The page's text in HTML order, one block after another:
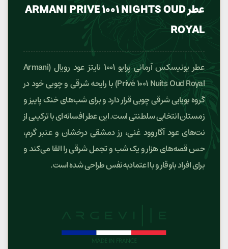
عطر ARMANI PRIVE 1001 NIGHTS OUD
ROYAL
عطر یونیسکس آرمانی پرایو ۱۰۰۱ نایتز عود رویال (Armani
Privé 1001 Nuits Oud Royal) با رایحه شرقی و چوبی خود در
گروه بویایی شرقی چوبی قرار دارد و برای شب‌های خنک پاییز و
زمستان انتخابی سلطنتی است. این عطر افسانه‌ای با ترکیبی از
نت‌های عود آگاروود غنی، رز دمشقی درخشان و عنبر گرم،
حس قصه‌های هزار و یک شب و تجمل شرقی را القا می‌کند و
برای افراد باوقار و با اعتمادبه‌نفس طراحی شده است.